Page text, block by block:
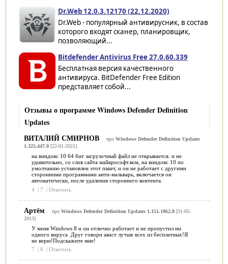
Dr.Web 12.0.3.12170 (22.12.2020)
Dr.Web - популярный антивирусник, в состав
которого входят сканер, планировщик,
позволяющий...
Bitdefender Antivirus Free 27.0.60.339
Бесплатная версия качественного
антивируса. BitDefender Free Edition
представляет собой...
Отзывы о программе Windows Defender Definition
Updates
ВИТАЛИЙ СМИРНОВ
про Windows Defender Definition Updates
1.325.447.0[22-01-2021]
на виндовс 10 64 бит загрузочный файл не открывается. и не
удивительно, со слов сайта майкрософт.ком, на виндовс 10 по
умолчанию установлен этот пакет, и он не работает с другими
сторонними программами анти-мальварь, включается он
автоматически, после удаления стороннего контента.
4 | 7 | Ответить
Артём про Windows Defender Definition Updates 1.151.1062.0[31-05-
2013]
У меня Windows 8 и он отлично работает и не пропустил ни
одного вируса .Друг говори аваст лучше всех из бесплатных!Я
не верю!Подскажите мне!
7
| 6 | Ответить